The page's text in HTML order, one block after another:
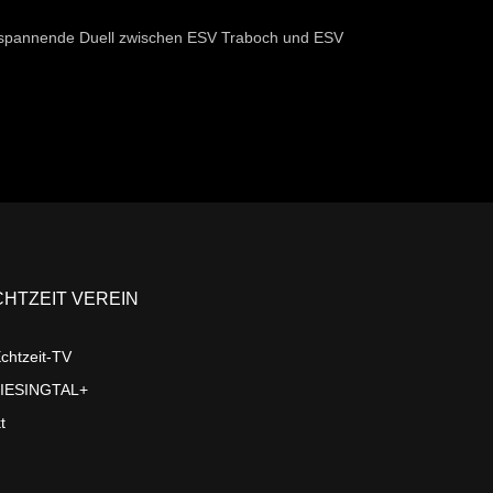
Duell zwischen ESV Traboch und ESV
VEREIN
TV